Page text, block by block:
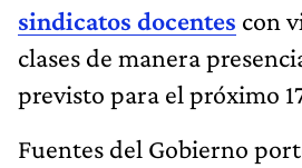
sindicatos docentes con
clases de manera
previsto para el próximo
Fuentes del Gobierno